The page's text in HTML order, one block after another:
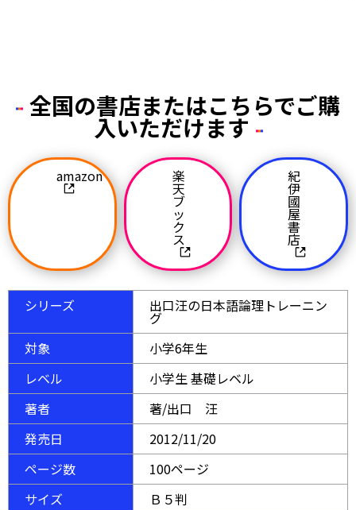
全国の書店またはこちらでご購
入いただけます
amazon 楽
天
ブ
ッ
ク
ス
紀
伊
國
屋
書
店
シリーズ 出口汪の日本語論理トレーニン
グ
対象
小学6年生
レベル
小学生 基礎レベル
著者
著/出口 汪
発売日
2012/11/20
ページ数
100ページ
サイズ
Ｂ５判